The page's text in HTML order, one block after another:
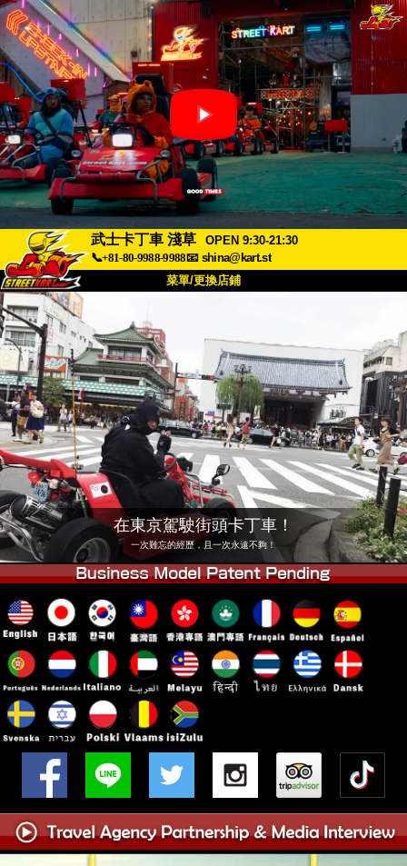
武士卡丁車 淺草
OPEN 9:30-21:30
📞+81-80-9988-9988📧 shina@kart.st
菜單/更換店鋪
關於我們 價格
交通資訊 顧客評價 常見問題
公司 預訂
更換店鋪
東京 品川 #1 東京 秋葉原 #1
東京 秋葉原 #2 東京 澀谷
東京 澀谷分店 東京灣
東京 淺草 大阪
在東京駕駛街頭卡丁車！
一次難忘的經歷，且一次永遠不夠！